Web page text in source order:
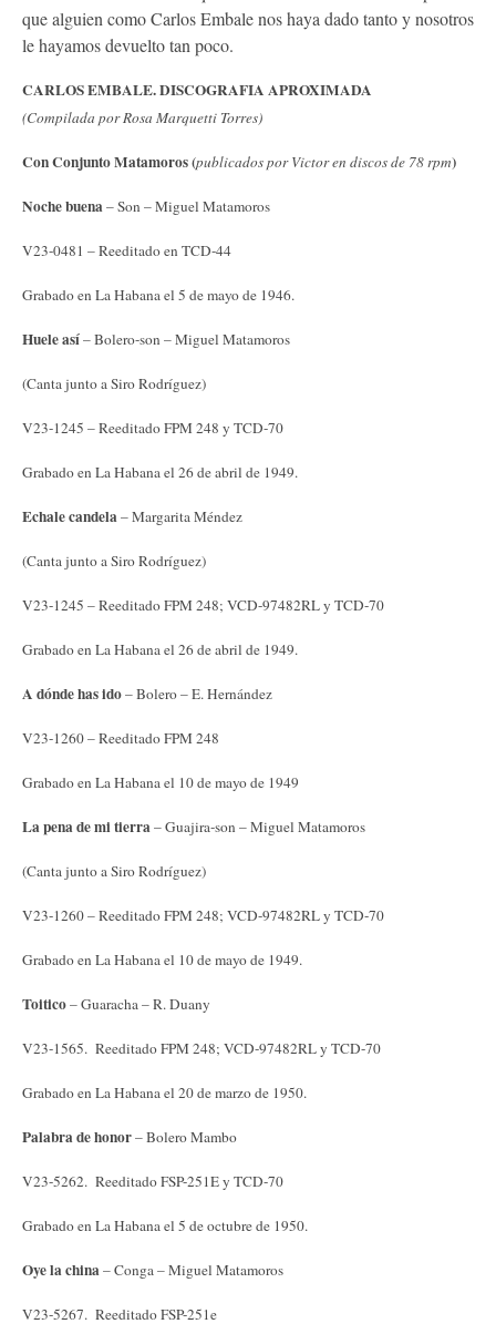
que alguien como Carlos Embale nos haya dado tanto y nosotros
le hayamos devuelto tan poco.
CARLOS EMBALE. DISCOGRAFIA APROXIMADA
(Compilada por Rosa Marquetti Torres)
Con Conjunto Matamoros(publicados por Victor en discos de 78 rpm)
Noche buena– Son – Miguel Matamoros
V23-0481 – Reeditado en TCD-44
Grabado en La Habana el 5 de mayo de 1946.
Huele así– Bolero-son – Miguel Matamoros
(Canta junto a Siro Rodríguez)
V23-1245 – Reeditado FPM 248 y TCD-70
Grabado en La Habana el 26 de abril de 1949.
Echale candela– Margarita Méndez
(Canta junto a Siro Rodríguez)
V23-1245 – Reeditado FPM 248; VCD-97482RL y TCD-70
Grabado en La Habana el 26 de abril de 1949.
A dónde has ido– Bolero – E. Hernández
V23-1260 – Reeditado FPM 248
Grabado en La Habana el 10 de mayo de 1949
La pena de mi tierra– Guajira-son – Miguel Matamoros
(Canta junto a Siro Rodríguez)
V23-1260 – Reeditado FPM 248; VCD-97482RL y TCD-70
Grabado en La Habana el 10 de mayo de 1949.
Toitico– Guaracha – R. Duany
V23-1565. Reeditado FPM 248; VCD-97482RL y TCD-70
Grabado en La Habana el 20 de marzo de 1950.
Palabra de honor– Bolero Mambo
V23-5262. Reeditado FSP-251E y TCD-70
Grabado en La Habana el 5 de octubre de 1950.
Oye la china– Conga – Miguel Matamoros
V23-5267. Reeditado FSP-251e